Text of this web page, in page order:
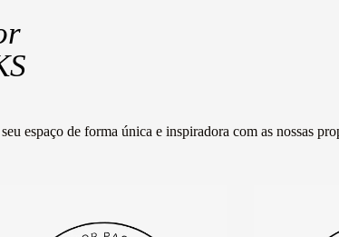
espaço de forma única e inspiradora com as nossas